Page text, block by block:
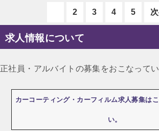
2 3 4 5
求人情報について
正社員・アルバイトの募集をおこなってい
カーコーティング・カーフィルム求人募集は
い。